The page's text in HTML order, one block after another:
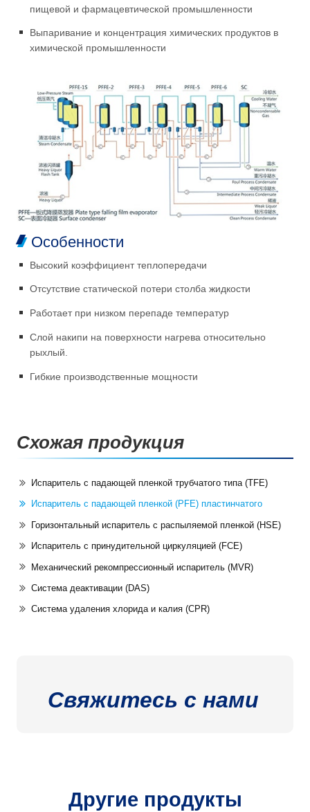
пищевой и фармацевтической промышленности
Выпаривание и концентрация химических продуктов в
химической промышленности
Особенности
Высокий коэффициент теплопередачи
Отсутствие статической потери столба жидкости
Работает при низком перепаде температур
Слой накипи на поверхности нагрева относительно
рыхлый.
Гибкие производственные мощности
Схожая продукция
Испаритель с падающей пленкой трубчатого типа (TFE)
Испаритель с падающей пленкой (PFE) пластинчатого
Горизонтальный испаритель с распыляемой пленкой (HSE)
Испаритель с принудительной циркуляцией (FCE)
Механический рекомпрессионный испаритель (MVR)
Система деактивации (DAS)
Система удаления хлорида и калия (CPR)
Свяжитесь с нами
Другие продукты